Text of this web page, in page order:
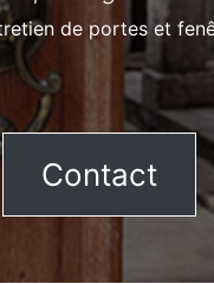
de portes et
Contact